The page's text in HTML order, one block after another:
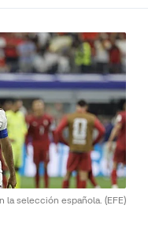
la selección española. (EFE)